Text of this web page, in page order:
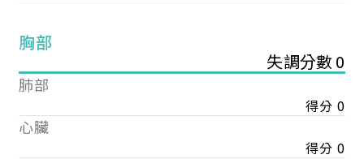
胸部
失調分數 0
肺部
得分 0
心臟
得分 0